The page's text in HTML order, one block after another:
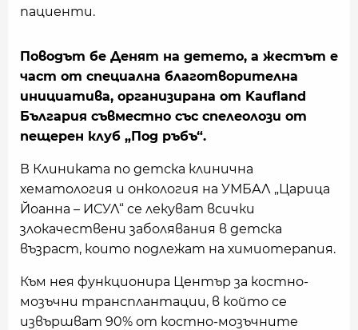
пациенти.
Поводът бе Денят на детето, а жестът е
част от специална благотворителна
инициатива, организирана от Kaufland
България съвместно със спелеолози от
пещерен клуб „Под ръбъ“.
В Клиниката по детска клинична
хематология и онкология на УМБАЛ „Царица
Йоанна – ИСУЛ“ се лекуват всички
злокачествени заболявания в детска
възраст, които подлежат на химиотерапия.
Към нея функционира Център за костно-
мозъчни трансплантации, в който се
извършват 90% от костно-мозъчните